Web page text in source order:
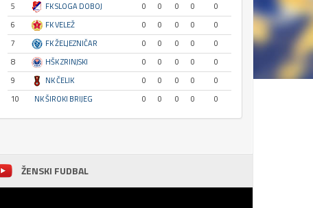
5
FK SLOGA DOBOJ 0 0 0 0
0
6
FK VELEŽ 0 0 0 0
0
7
FK ŽELJEZNIČAR 0 0 0 0
0
8
HŠK ZRINJSKI 0 0 0 0
0
9
NK ČELIK 0 0 0 0
0
10
NK ŠIROKI BRIJEG 0 0 0 0 0
ŽENSKI FUDBAL